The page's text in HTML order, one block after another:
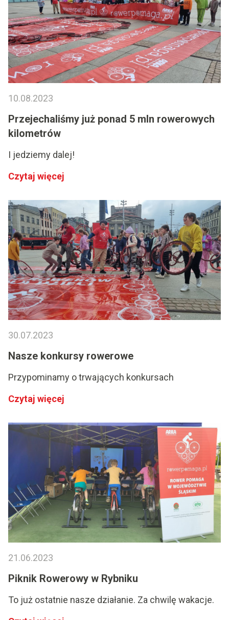
10.08.2023
Przejechaliśmy już ponad 5 mln rowerowych
kilometrów
I jedziemy dalej!
Czytaj więcej
30.07.2023
Nasze konkursy rowerowe
Przypominamy o trwających konkursach
Czytaj więcej
21.06.2023
Piknik Rowerowy w Rybniku
To już ostatnie nasze działanie. Za chwilę wakacje.